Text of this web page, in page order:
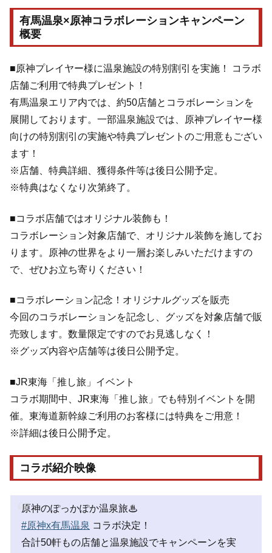
有馬温泉×原神コラボレーションキャンペーン
概要
■原神プレイヤー様に温泉施設の特別割引を実施！ コラボ
店舗ご利用で特典プレゼント！
有馬温泉エリア内では、約50店舗とコラボレーションを
展開しております。一部温泉施設では、原神プレイヤー様
向けの特別割引の実施や特典プレゼントのご用意もござい
ます！
※店舗、特典詳細、獲得条件等は後日公開予定。
※特典はなくなり次第終了。
■コラボ店舗ではオリジナル装飾も！
コラボレーション対象店舗で、オリジナル装飾を施してお
ります。原神の世界をより一層お楽しみいただけますの
で、ぜひお立ち寄りください！
■コラボレーション記念！オリジナルグッズを販売
今回のコラボレーションを記念し、グッズを対象店舗で販
売致します。数量限定ですのでお見逃しなく！
※グッズ内容や店舗等は後日公開予定。
■JR東海「推し旅」イベント
コラボ期間中、JR東海「推し旅」でも特別イベントを開
催。東海道新幹線ご利用のお客様には特典をご用意！
※詳細は後日公開予定。
コラボ紹介映像
原神のぽっかぽか温泉旅♨
#原神x有馬温泉 コラボ決定！
合計50軒もの店舗と温泉施設でキャンペーンを実